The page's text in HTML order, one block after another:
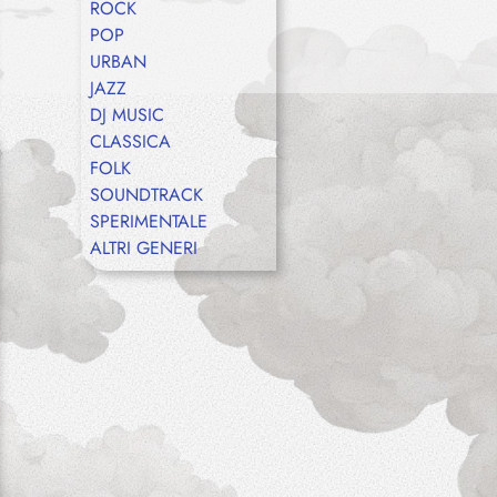
ROCK
POP
URBAN
JAZZ
DJ MUSIC
CLASSICA
FOLK
SOUNDTRACK
SPERIMENTALE
ALTRI GENERI